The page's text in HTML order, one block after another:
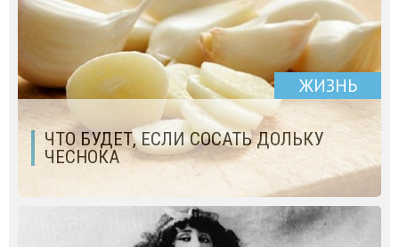
ЖИЗНЬ
ЧТО БУДЕТ, ЕСЛИ СОСАТЬ ДОЛЬКУ
ЧЕСНОКА